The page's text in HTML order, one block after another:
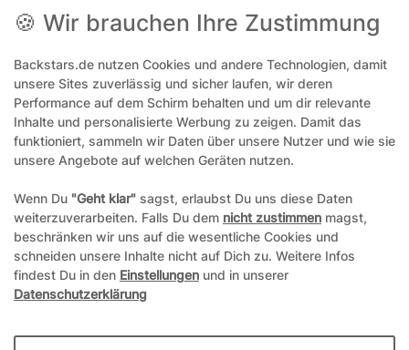
office@backstars.de
Wir antworten Ihnen schnellstmöglich. An Sonn- und Feiertagen kann
es evtl. zu Verzögerungen kommen.
07306 306239¹
Freitags am besten zwischen 8-12 Uhr
¹Telefonieren zum üblichen Ortstarif. Verbindugsgebühren für Anrufe
aus dem Mobilfunknetz können ggf. abweichen.
*Alle Preise inkl. gesetzl. Mehrwertsteuer und ggf. zzgl.
🍪 Wir brauchen Ihre Zustimmung
Backstars.de nutzen Cookies und andere Technologien, damit
unsere Sites zuverlässig und sicher laufen, wir deren
Performance auf dem Schirm behalten und um dir relevante
Inhalte und personalisierte Werbung zu zeigen. Damit das
funktioniert, sammeln wir Daten über unsere Nutzer und wie sie
unsere Angebote auf welchen Geräten nutzen.
Wenn Du "Geht klar" sagst, erlaubst Du uns diese Daten
weiterzuverarbeiten. Falls Du dem nicht zustimmen magst,
beschränken wir uns auf die wesentliche Cookies und
schneiden unsere Inhalte nicht auf Dich zu. Weitere Infos
findest Du in den Einstellungen und in unserer
Datenschutzerklärung